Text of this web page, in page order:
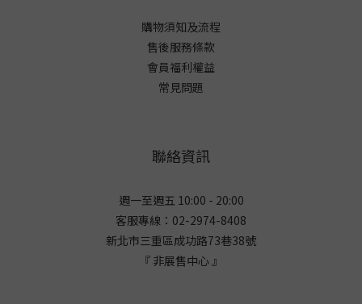
購物須知及流程
售後服務條款
會員福利權益
常見問題
聯絡資訊
週一至週五 10:00 - 20:00
客服專線：02-2974-8408
新北市三重區成功路73巷38號
『 非展售中心 』